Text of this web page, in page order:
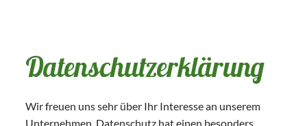
Datenschutzerklärung
Wir freuen uns sehr über Ihr Interesse an unserem
Unternehmen. Datenschutz hat einen besonders